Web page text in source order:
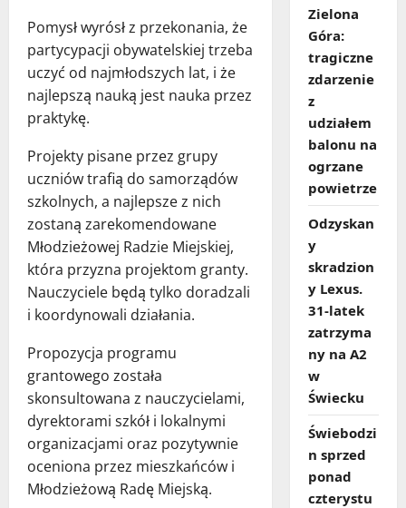
Pomysł wyrósł z przekonania, że
partycypacji obywatelskiej trzeba
uczyć od najmłodszych lat, i że
najlepszą nauką jest nauka przez
praktykę.
Projekty pisane przez grupy
uczniów trafią do samorządów
szkolnych, a najlepsze z nich
zostaną zarekomendowane
Młodzieżowej Radzie Miejskiej,
która przyzna projektom granty.
Nauczyciele będą tylko doradzali
i koordynowali działania.
Propozycja programu
grantowego została
skonsultowana z nauczycielami,
dyrektorami szkół i lokalnymi
organizacjami oraz pozytywnie
oceniona przez mieszkańców i
Młodzieżową Radę Miejską.
Zielona
Góra:
tragiczne
zdarzenie
z
udziałem
balonu na
ogrzane
powietrze
Odzyskan
y
skradzion
y Lexus.
31‑latek
zatrzyma
ny na A2
w
Świecku
Świebodzi
n sprzed
ponad
czterystu